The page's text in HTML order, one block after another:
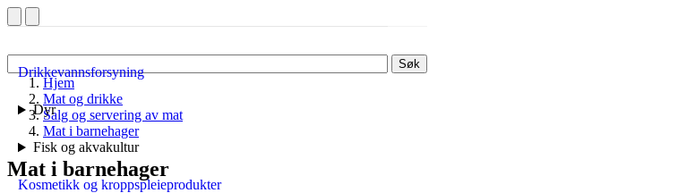
Søk
Drikkevannsforsyning
Dyr
Fisk og akvakultur
Kosmetikk og kroppspleieprodukter
Hjem
Mat og drikke
Salg og servering av mat
Mat i barnehager
Mat i barnehager